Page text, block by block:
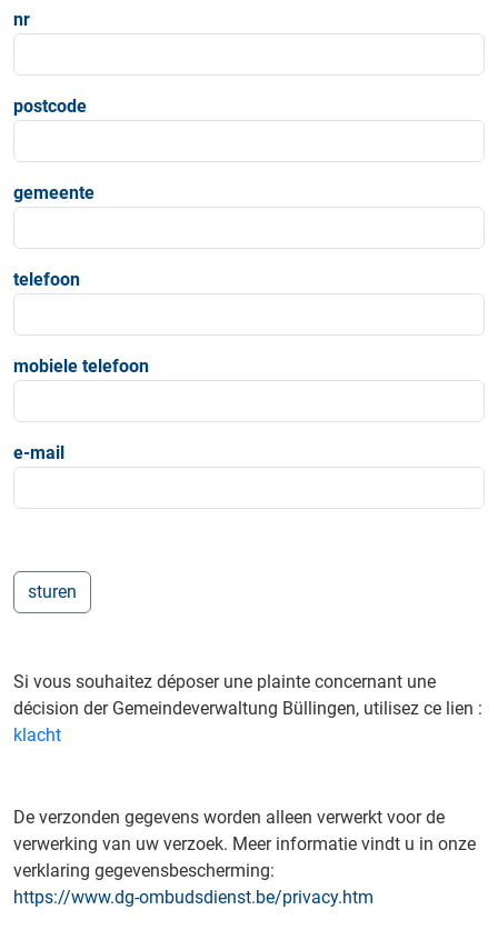
nr
postcode
gemeente
telefoon
mobiele telefoon
e-mail
Si vous souhaitez déposer une plainte concernant une
décision der Gemeindeverwaltung Büllingen, utilisez ce lien :
klacht
De verzonden gegevens worden alleen verwerkt voor de
verwerking van uw verzoek. Meer informatie vindt u in onze
verklaring gegevensbescherming:
https://www.dg-ombudsdienst.be/privacy.htm